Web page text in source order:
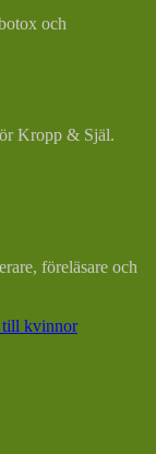
och
Kropp & Själ.
föreläsare och
till kvinnor